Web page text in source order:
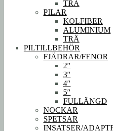
TRÄ
PILAR
KOLFIBER
ALUMINIUM
TRÄ
PILTILLBEHÖR
FJÄDRAR/FENOR
2″
3″
4″
5″
FULLÄNGD
NOCKAR
SPETSAR
INSATSER/